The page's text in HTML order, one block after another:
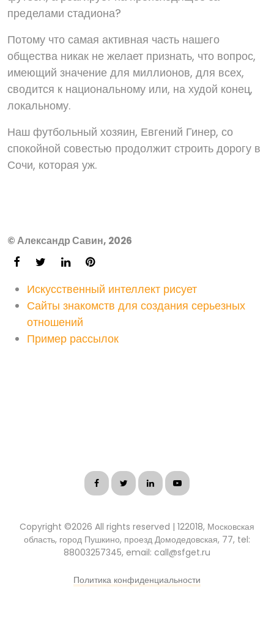
пределами стадиона?
Потому что самая активная часть нашего
общества никак не желает признать, что вопрос,
имеющий значение для миллионов, для всех,
сводится к национальному или, на худой конец,
локальному.
Наш футбольный хозяин, Евгений Гинер, со
спокойной совестью продолжит строить дорогу в
Сочи, которая уж.
© Александр Савин, 2026
Искусственный интеллект рисует
Сайты знакомств для создания серьезных
отношений
Пример рассылок
Copyright ©2026 All rights reserved | 122018, Московская
область, город Пушкино, проезд Домодедовская, 77, tel:
88003257345, email: call@sfget.ru
Политика конфиденциальности